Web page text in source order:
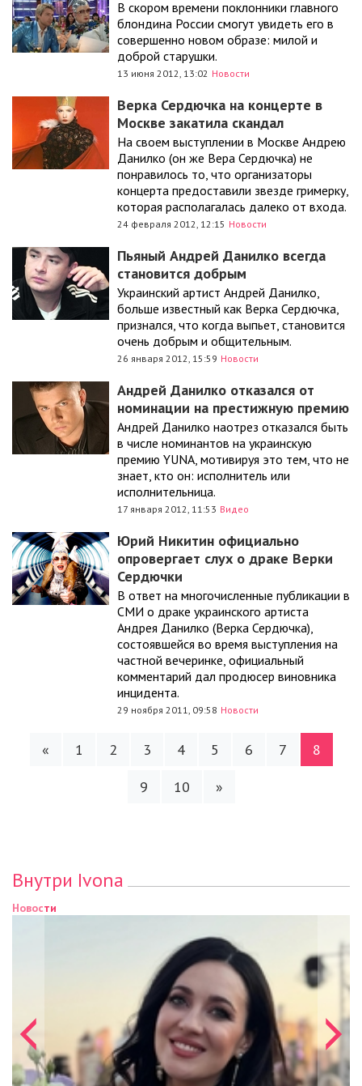
В скором времени поклонники главного
блондина России смогут увидеть его в
совершенно новом образе: милой и
доброй старушки.
13 июня 2012, 13:02 Новости
Верка Сердючка на концерте в
Москве закатила скандал
На своем выступлении в Москве Андрею
Данилко (он же Вера Сердючка) не
понравилось то, что организаторы
концерта предоставили звезде гримерку,
которая располагалась далеко от входа.
24 февраля 2012, 12:15 Новости
Пьяный Андрей Данилко всегда
становится добрым
Украинский артист Андрей Данилко,
больше известный как Верка Сердючка,
признался, что когда выпьет, становится
очень добрым и общительным.
26 января 2012, 15:59 Новости
Андрей Данилко отказался от
номинации на престижную премию
Андрей Данилко наотрез отказался быть
в числе номинантов на украинскую
премию YUNA, мотивируя это тем, что не
знает, кто он: исполнитель или
исполнительница.
17 января 2012, 11:53 Видео
Юрий Никитин официально
опровергает слух о драке Верки
Сердючки
В ответ на многочисленные публикации в
СМИ о драке украинского артиста
Андрея Данилко (Верка Сердючка),
состоявшейся во время выступления на
частной вечеринке, официальный
комментарий дал продюсер виновника
инцидента.
29 ноября 2011, 09:58 Новости
« 1 2 3 4 5 6 7
8
9
10 »
Внутри Ivona
Новости